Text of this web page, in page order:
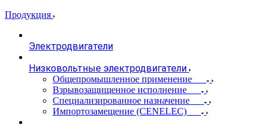
Продукция
Электродвигатели
Низковольтные электродвигатели
Общепромышленное применение
Взрывозащищенное исполнение
Специализированное назначение
Импортозамещение (CENELEC)